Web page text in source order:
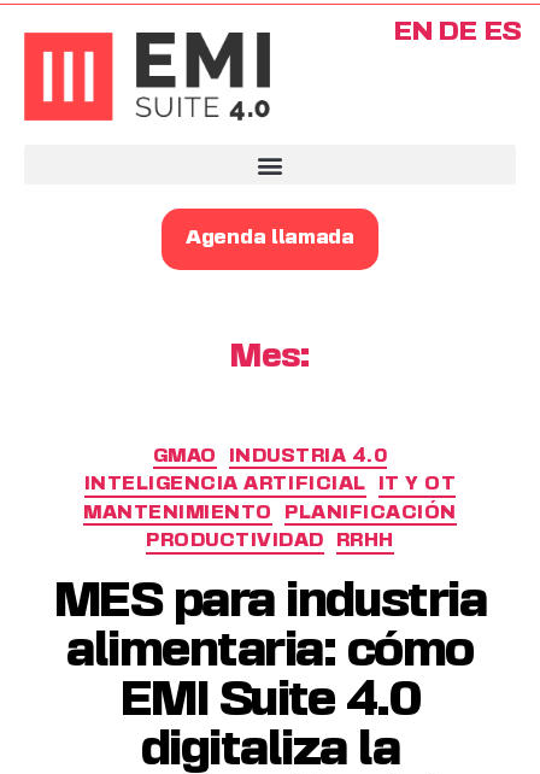
Agenda llamada
Mes:
GMAO
INDUSTRIA 4.0
INTELIGENCIA ARTIFICIAL
IT Y OT
MANTENIMIENTO
PLANIFICACIÓN
PRODUCTIVIDAD
RRHH
MES para industria
alimentaria: cómo
EMI Suite 4.0
digitaliza la
EN DE ES